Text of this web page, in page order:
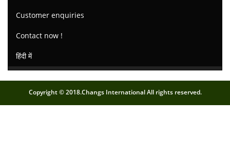
Customer enquiries
Contact now !
हिंदी में
Copyright © 2018.Changs International All rights reserved.